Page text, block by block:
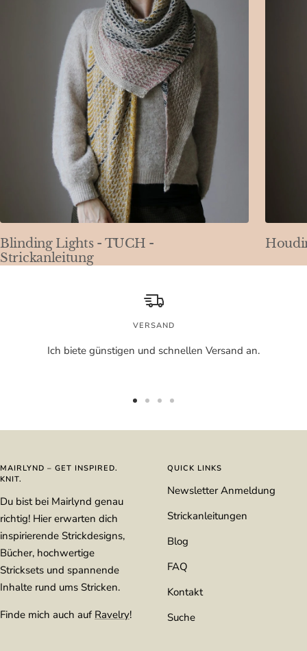
Blinding Lights - TUCH -
Strickanleitung
VERSAND
Ich biete günstigen und schnellen Versand an.
MAIRLYND – GET INSPIRED.
KNIT.
Du bist bei Mairlynd genau
richtig! Hier erwarten dich
inspirierende Strickdesigns,
Bücher, hochwertige
Stricksets und spannende
Inhalte rund ums Stricken.
Finde mich auch auf Ravelry!
QUICK LINKS
Newsletter Anmeldung
Strickanleitungen
Blog
FAQ
Kontakt
Suche